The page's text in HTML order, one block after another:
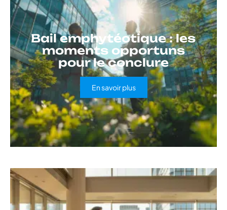
Bail emphytéotique : les
moments opportuns
pour le conclure
En savoir plus